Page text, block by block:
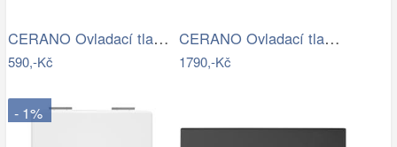
CERANO Ovladací tlačítko WC modulů Lite…
590,-Kč
CERANO Ovladací tlačítko WC modulů Lite…
1790,-Kč
- 1%